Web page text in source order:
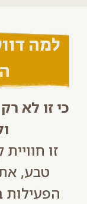
למה
זו לא רק
זו חוויית
טבע,
הפעילות